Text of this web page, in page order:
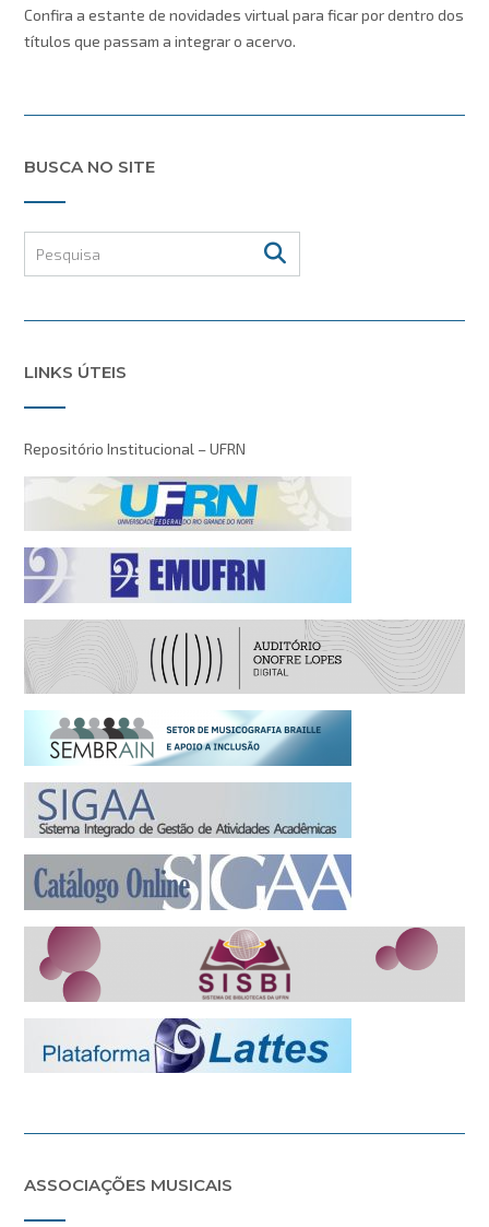
Confira a estante de novidades virtual para ficar por dentro dos
títulos que passam a integrar o acervo.
BUSCA NO SITE
LINKS ÚTEIS
Repositório Institucional – UFRN
ASSOCIAÇÕES MUSICAIS